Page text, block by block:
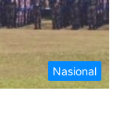
Nasional